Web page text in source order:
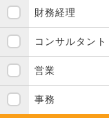
財務経理
コンサルタント
営業
事務